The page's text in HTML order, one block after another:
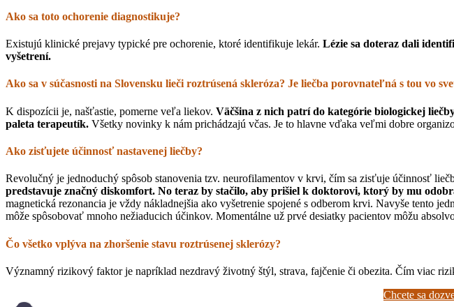
Ako sa toto ochorenie diagnostikuje?
Existujú klinické prejavy typické pre ochorenie, ktoré identifikuje lekár. Lézie sa doteraz dali
vyšetrení.
Ako sa v súčasnosti na Slovensku lieči roztrúsená skleróza? Je liečba porovnateľná s tou vo
K dispozícii je, našťastie, pomerne veľa liekov. Väčšina z nich patrí do kategórie biologickej
paleta terapeutík. Všetky novinky k nám prichádzajú včas. Je to hlavne vďaka veľmi dobre
Ako zisťujete účinnosť nastavenej liečby?
Revolučný je jednoduchý spôsob stanovenia tzv. neurofilamentov v krvi, čím sa zisťuje účinnosť
predstavuje značný diskomfort. No teraz by stačilo, aby prišiel k doktorovi, ktorý by mu
magnetická rezonancia je vždy nákladnejšia ako vyšetrenie spojené s odberom krvi. Navyše tento
môže spôsobovať mnoho nežiaducich účinkov. Momentálne už prvé desiatky pacientov môžu
Čo všetko vplýva na zhoršenie stavu roztrúsenej sklerózy?
Významný rizikový faktor je napríklad nezdravý životný štýl, strava, fajčenie či obezita. Čím viac
Chcete sa